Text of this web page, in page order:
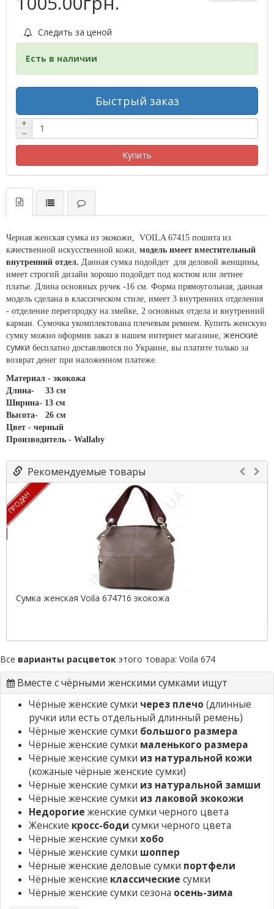
Следить за ценой
Есть в наличии
Быстрый заказ
+
−
Купить
Черная женская сумка из экокожи, VOILA 67415 пошита из
качественной искусственной кожи, модель имеет вместительный
внутренний отдел. Данная сумка подойдет для деловой женщины,
имеет строгий дизайн хорошо подойдет под костюм или летнее
платье. Длина основных ручек -16 см. Форма прямоугольная, данная
модель сделана в классическом стиле, имеет 3 внутренних отделения
- отделение перегородку на змейке, 2 основных отдела и внутренний
карман. Сумочка укомплектована плечевым ремнем. Купить женскую
сумку можно оформив заказ в нашем интернет магазине, женские
сумки бесплатно доставляются по Украине, вы платите только за
возврат денег при наложенном платеже.
Материал - экокожа
Длина-
33 см
Ширина- 13 см
Высота-
26 см
Цвет - черный
Производитель - Wallaby
Рекомендуемые товары
ПРОДАН
Сумка женская Voila 674716 экокожа
Все варианты расцветок этого товара: Voila 674
Вместе с чёрными женскими сумками ищут
Чёрные женские сумки через плечо (длинные
ручки или есть отдельный длинный ремень)
Чёрные женские сумки большого размера
Чёрные женские сумки маленького размера
Чёрные женские сумки из натуральной кожи
(кожаные чёрные женские сумки)
Чёрные женские сумки из натуральной замши
Чёрные женские сумки из лаковой экокожи
Недорогие женские сумки черного цвета
Женские кросс-боди сумки черного цвета
Чёрные женские сумки хобо
Чёрные женские сумки шоппер
Чёрные женские деловые сумки портфели
Чёрные женские классические сумки
Чёрные женские сумки сезона осень-зима